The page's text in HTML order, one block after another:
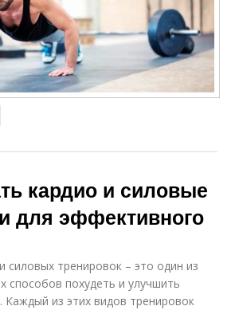
кардио и силовые
для эффективного
силовых тренировок – это один из
способов похудеть и улучшить
из этих видов тренировок